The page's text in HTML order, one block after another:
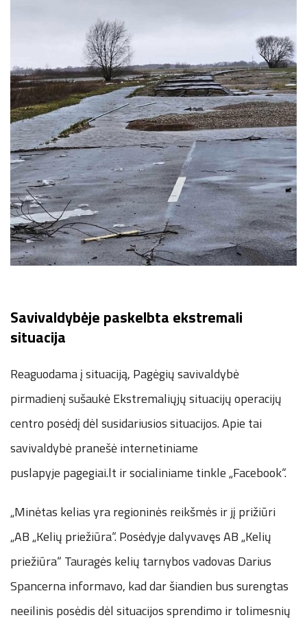
Savivaldybėje paskelbta ekstremali
situacija
Reaguodama į situaciją, Pagėgių savivaldybė
pirmadienį sušaukė Ekstremaliųjų situacijų operacijų
centro posėdį dėl susidariusios situacijos. Apie tai
savivaldybė pranešė internetiniame
puslapyje pagegiai.lt ir socialiniame tinkle „Facebook“.
„Minėtas kelias yra regioninės reikšmės ir jį prižiūri
„AB „Kelių priežiūra“. Posėdyje dalyvavęs AB „Kelių
priežiūra“ Tauragės kelių tarnybos vadovas Darius
Spancerna informavo, kad dar šiandien bus surengtas
neeilinis posėdis dėl situacijos sprendimo ir tolimesnių